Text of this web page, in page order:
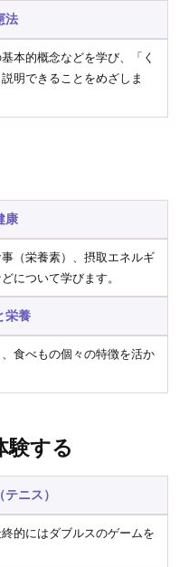
法
本的概念などを学び、「く
明できることをめざしま
康
（栄養素）、摂取エネルギ
について学びます。
栄養
食べもの個々の特徴を活か
験する
ニス）
的にはダブルスのゲームを